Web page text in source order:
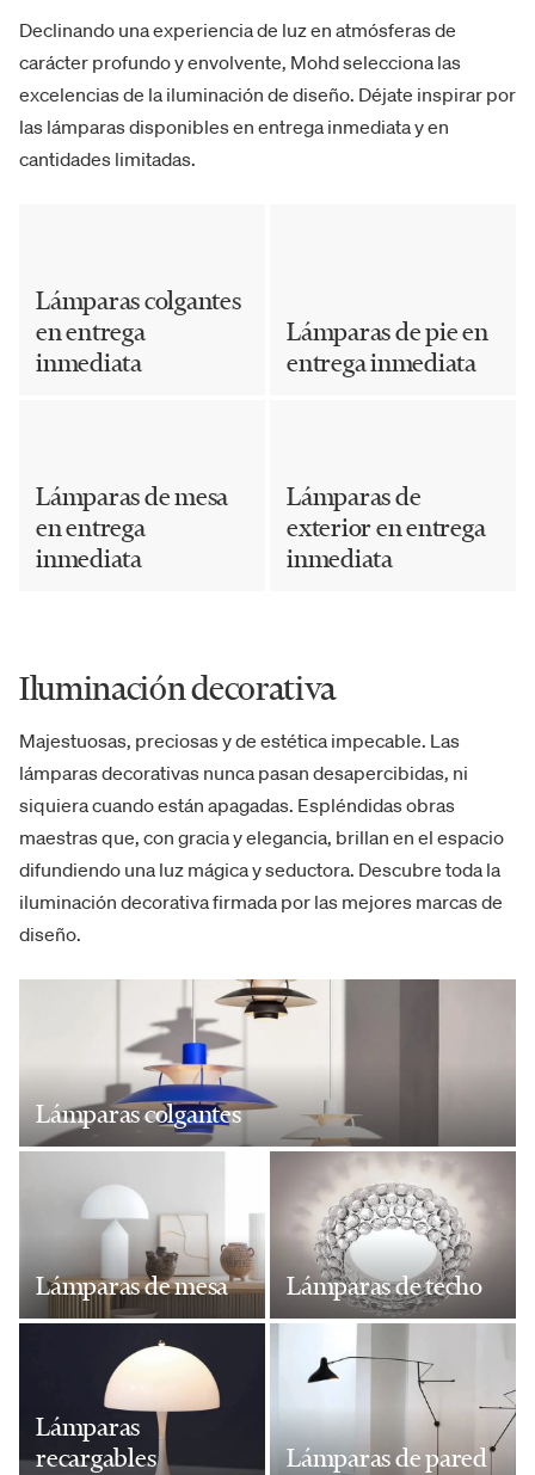
Declinando una experiencia de luz en atmósferas de
carácter profundo y envolvente, Mohd selecciona las
excelencias de la iluminación de diseño. Déjate inspirar por
las lámparas disponibles en entrega inmediata y en
cantidades limitadas.
Lámparas colgantes
en entrega
inmediata
Lámparas de pie en
entrega inmediata
Lámparas de mesa
en entrega
inmediata
Lámparas de
exterior en entrega
inmediata
Iluminación decorativa
Majestuosas, preciosas y de estética impecable. Las
lámparas decorativas nunca pasan desapercibidas, ni
siquiera cuando están apagadas. Espléndidas obras
maestras que, con gracia y elegancia, brillan en el espacio
difundiendo una luz mágica y seductora. Descubre toda la
iluminación decorativa firmada por las mejores marcas de
diseño.
Lámparas colgantes
Lámparas de mesa Lámparas de techo
Lámparas
recargables
Lámparas de pared